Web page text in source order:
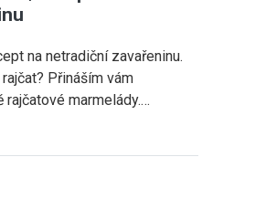
na netradiční zavařeninu.
Přináším vám
marmelády.…